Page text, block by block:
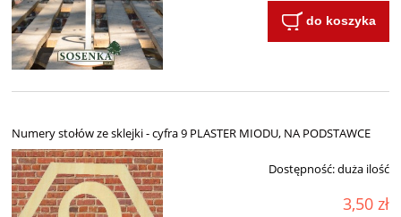
do koszyka
Numery stołów ze sklejki - cyfra 9 PLASTER MIODU, NA PODSTAWCE
Dostępność:duża ilość
3,50 zł